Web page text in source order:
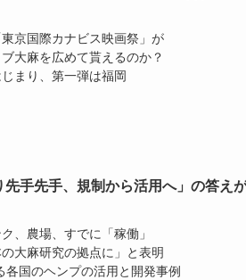
京国際カナビス映画祭」が
大麻を広めて貰えるのか？
まり、第一弾は福岡
先手先手、規制から活用へ」の答え
、農場、すでに「稼働」
大麻研究の拠点に」と表明
国のヘンプの活用と開発事例